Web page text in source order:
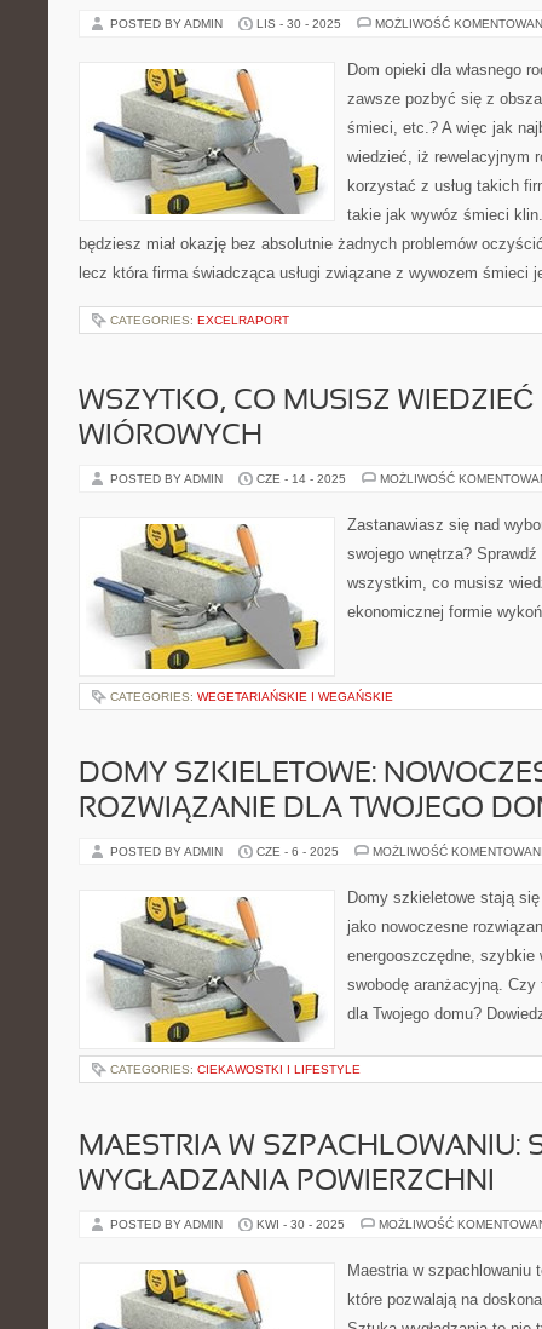
POSTED BY ADMIN LIS - 30 - 2025 MOŻLIWOŚĆ
Dom opieki dla własnego
zawsze pozbyć się z
śmieci, etc.? A więc jak
wiedzieć, iż rewelacyjnym
korzystać z usług takich
takie jak wywóz śmieci
będziesz miał okazję bez absolutnie żadnych problemów
lecz która firma świadcząca usługi związane z wywozem
CATEGORIES: EXCELRAPORT
WSZYTKO, CO MUSISZ WIEDZIEĆ
WIÓROWYCH
POSTED BY ADMIN CZE - 14 - 2025 MOŻLIWOŚĆ
Zastanawiasz się nad
swojego wnętrza?
wszystkim, co musisz
ekonomicznej formie
CATEGORIES: WEGETARIAŃSKIE I WEGAŃSKIE
DOMY SZKIELETOWE:
ROZWIĄZANIE DLA TWOJEGO
POSTED BY ADMIN CZE - 6 - 2025 MOŻLIWOŚĆ
Domy szkieletowe stają
jako nowoczesne
energooszczędne, szybkie
swobodę aranżacyjną.
dla Twojego domu?
CATEGORIES: CIEKAWOSTKI I LIFESTYLE
MAESTRIA W SZPACHLOWANIU:
WYGŁADZANIA POWIERZCHNI
POSTED BY ADMIN KWI - 30 - 2025 MOŻLIWOŚĆ
Maestria w szpachlowaniu
które pozwalają na